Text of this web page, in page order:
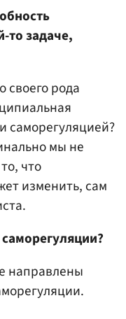
то задаче,
своего рода
саморегуляцией?
мы не
что
изменить, сам
направлены